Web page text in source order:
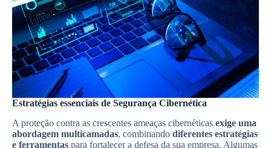
Estratégias essenciais de Segurança Cibernética
A proteção contra as crescentes ameaças cibernéticas exige uma
abordagem multicamadas, combinando diferentes estratégias
e ferramentas para fortalecer a defesa da sua empresa. Algumas